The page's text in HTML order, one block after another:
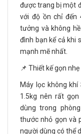
được trang bị một
với độ ồn chỉ đến
tưởng và không
đình bạn kể cả khi
mạnh mẽ nhất.
📌 Thiết kế gọn nhẹ
Máy lọc không
1.5kg nên rất
dùng trong
thước nhỏ gọn và
người dùng có thể